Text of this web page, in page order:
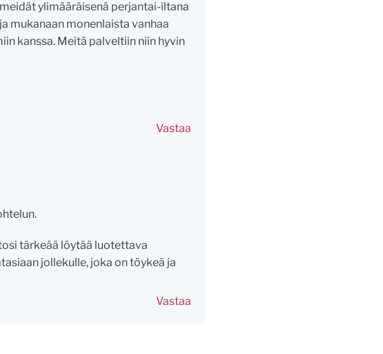
ylimääräisenä perjantai-iltana
mukanaan monenlaista vanhaa
kanssa. Meitä palveltiin niin hyvin
Vastaa
tärkeää löytää luotettava
jollekulle, joka on töykeä ja
Vastaa